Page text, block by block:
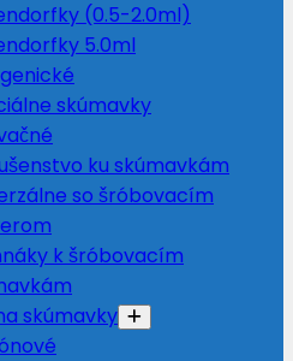
(0.5-2.0ml)
5.0ml
skúmavky
ku skúmavkám
so šróbovacím
k šróbovacím
skúmavky